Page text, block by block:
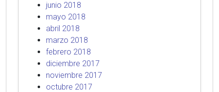
junio 2018
mayo 2018
abril 2018
marzo 2018
febrero 2018
diciembre 2017
noviembre 2017
octubre 2017